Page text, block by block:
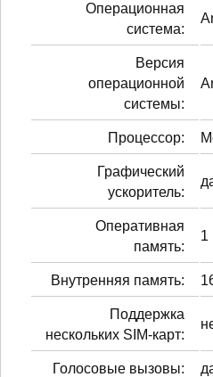
Операционная
система:
Версия
операционной
системы:
Процессор:
Графический
ускоритель:
Оперативная
память:
1
Внутренняя память:
Поддержка
нескольких SIM-карт:
Голосовые вызовы: